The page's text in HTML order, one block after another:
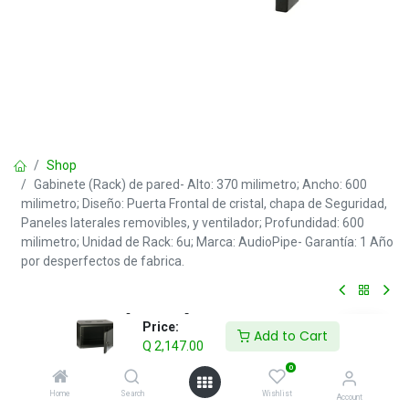
Price:
Q 2,147.00
Add to Cart
Home Search
0
Wishlist Account
Shop
Gabinete (Rack) de pared- Alto: 370 milimetro; Ancho: 600
milimetro; Diseño: Puerta Frontal de cristal, chapa de Seguridad,
Paneles laterales removibles, y ventilador; Profundidad: 600
milimetro; Unidad de Rack: 6u; Marca: AudioPipe- Garantía: 1 Año
por desperfectos de fabrica.
Gabinete (Rack) de pared- Alto:
370 milimetro; Ancho: 600
milimetro; Diseño: Puerta Frontal
de cristal, chapa de Seguridad,